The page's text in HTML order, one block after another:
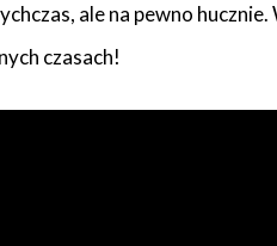
ale na pewno
czasach!